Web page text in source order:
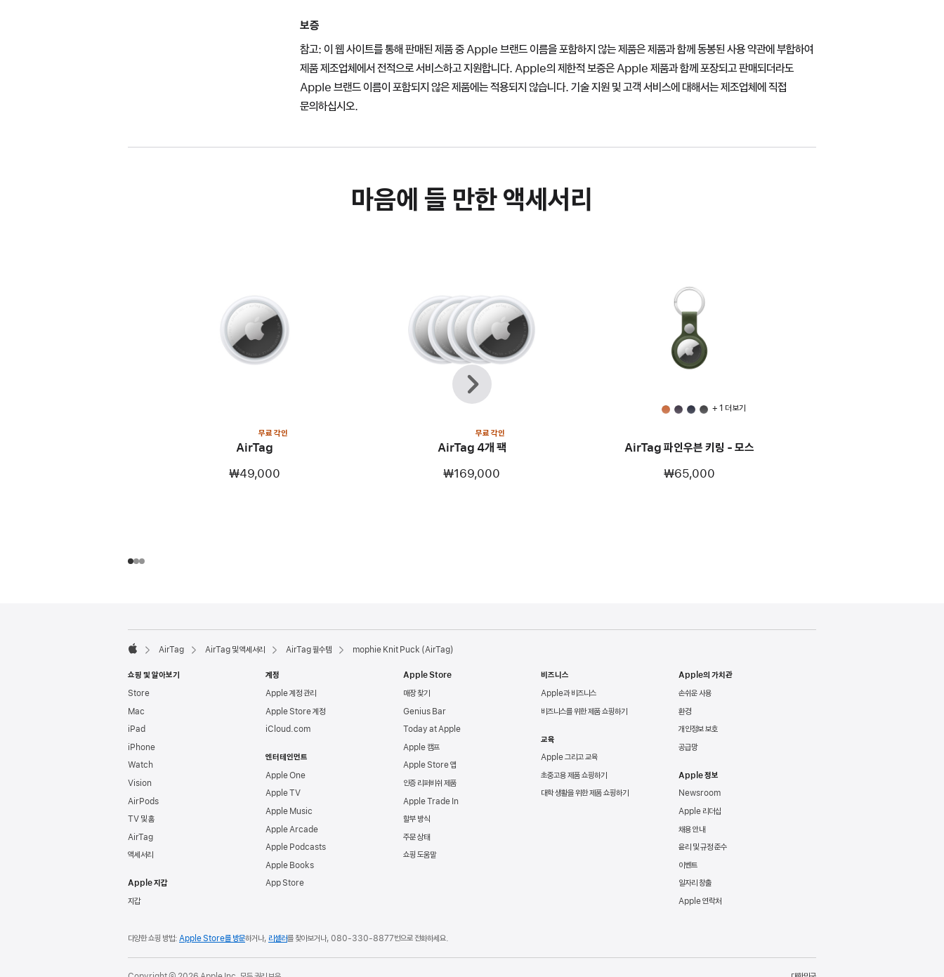
보증
참고: 이 웹 사이트를 통해 판매된 제품 중 Apple 브랜드 이름을 포함하지 않는 제품은 제품과 함께 동봉된 사용 약관에 부합하여
제품 제조업체에서 전적으로 서비스하고 지원합니다. Apple의 제한적 보증은 Apple 제품과 함께 포장되고 판매되더라도
Apple 브랜드 이름이 포함되지 않은 제품에는 적용되지 않습니다. 기술 지원 및 고객 서비스에 대해서는 제조업체에 직접
문의하십시오.
마음에 들 만한 액세서리
무료 각인
AirTag
₩49,000
무료 각인
AirTag 4개 팩
₩169,000
+ 1 더 보기
AirTag 파인우븐 키링 - 모스
₩65,000
이전
다음
AirTag AirTag 및 액세서리 AirTag 필수템 mophie Knit Puck (AirTag)
쇼핑 및 알아보기
Store
Mac
iPad
iPhone
Watch
Vision
AirPods
TV 및 홈
AirTag
액세서리
Apple 지갑
지갑
계정
Apple 계정 관리
Apple Store 계정
iCloud.com
엔터테인먼트
Apple One
Apple TV
Apple Music
Apple Arcade
Apple Podcasts
Apple Books
App Store
Apple Store
매장 찾기
Genius Bar
Today at Apple
Apple 캠프
Apple Store 앱
인증 리퍼비쉬 제품
Apple Trade In
할부 방식
주문 상태
쇼핑 도움말
비즈니스
Apple과 비즈니스
비즈니스를 위한 제품 쇼핑하기
교육
Apple 그리고 교육
초중고용 제품 쇼핑하기
대학 생활을 위한 제품 쇼핑하기
Apple의 가치관
손쉬운 사용
환경
개인정보 보호
공급망
Apple 정보
Newsroom
Apple 리더십
채용 안내
윤리 및 규정 준수
이벤트
일자리 창출
Apple 연락처
다양한 쇼핑 방법: Apple Store를 방문하거나, 리셀러를 찾아보거나, 080-330-8877번으로 전화하세요.